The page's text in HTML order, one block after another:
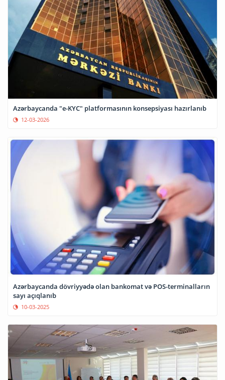
Azərbaycanda "e-KYC" platformasının konsepsiyası hazırlanıb
12-03-2026
Azərbaycanda dövriyyədə olan bankomat və POS-terminalların
sayı açıqlanıb
10-03-2025